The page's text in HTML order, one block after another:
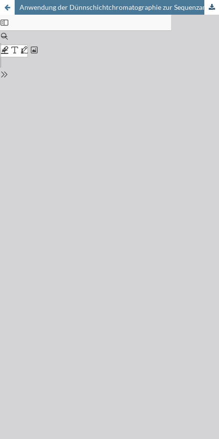
Anwendung der Dünnschichtchromatographie zur Sequenzanalyse von Peptiden